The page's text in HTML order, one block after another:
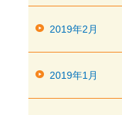
2019年2月
2019年1月